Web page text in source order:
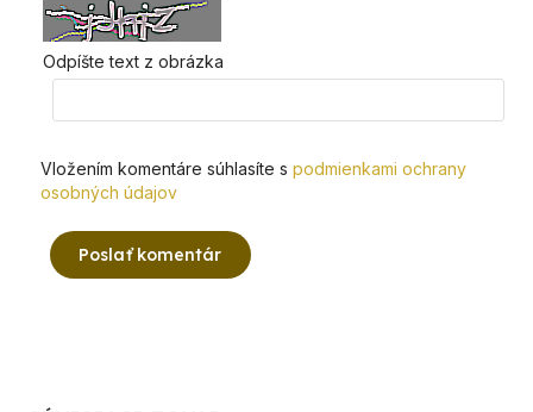
Odpíšte text z obrázka
Vložením komentáre súhlasíte s podmienkami ochrany
osobných údajov
Poslať komentár